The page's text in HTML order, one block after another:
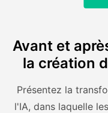
Avant et
la création
Présentez la
l'IA, dans laquelle